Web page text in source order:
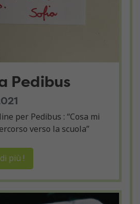
Pedibus
per Pedibus : “Cosa mi
verso la scuola”
più !